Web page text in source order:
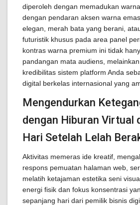
diperoleh dengan memadukan
dengan pendaran aksen warna
elegan, merah bata yang berani,
futuristik khusus pada area panel
kontras warna premium ini tidak
pandangan mata audiens,
kredibilitas sistem platform Anda
digital berkelas internasional yang
Mengendurkan
dengan Hiburan Virtual
Hari Setelah Lelah
Aktivitas memeras ide kreatif,
respons pemuatan halaman web,
melatih ketajaman estetika seni
energi fisik dan fokus konsentrasi
sepanjang hari dari pemilik bisnis